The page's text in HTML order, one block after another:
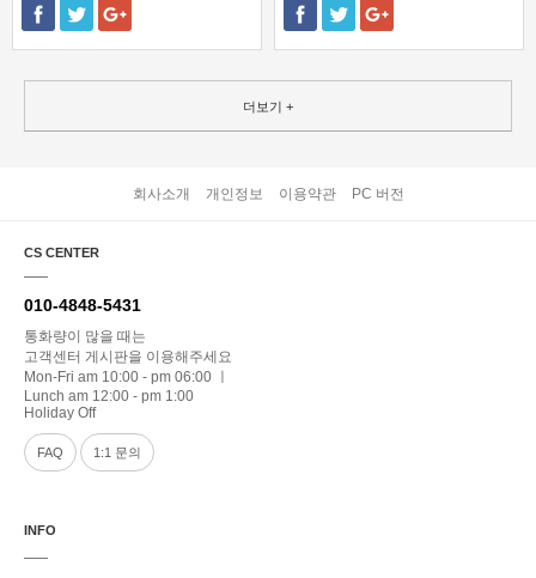
더보기 +
회사소개 개인정보 이용약관 PC 버전
CS CENTER
010-4848-5431
통화량이 많을 때는
고객센터 게시판을 이용해주세요
Mon-Fri am 10:00 - pm 06:00 ㅣ
Lunch am 12:00 - pm 1:00
Holiday Off
FAQ 1:1 문의
INFO